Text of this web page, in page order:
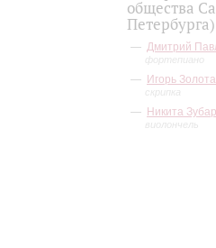
общества
Петербурга)
Дмитрий
фортепиано
Игорь
скрипка
Никита
виолончель